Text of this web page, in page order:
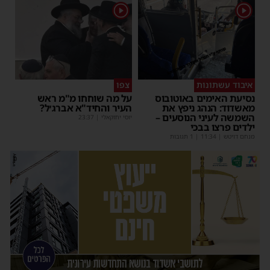
1
איבוד עשתונות
נסיעת האימים באוטובוס
מאשדוד: הנהג ניפץ את
השמשה לעיני הנוסעים –
ילדים פרצו בבכי
מנחם דויטש 11:34
1
צפו
על מה שוחחו מ"מ ראש
העיר והחיד"א אברג׳ל?
יוסי יחזקאלי 23:37